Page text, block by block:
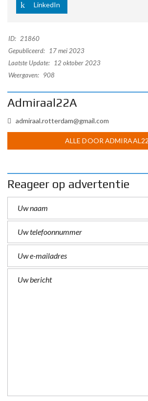
LinkedIn
ID: 21860
Gepubliceerd:
17 mei 2023
Laatste Update:
12 oktober 2023
Weergaven: 908
Admiraal22A
admiraal.rotterdam@gmail.com
ALLE DOOR
Reageer op advertentie